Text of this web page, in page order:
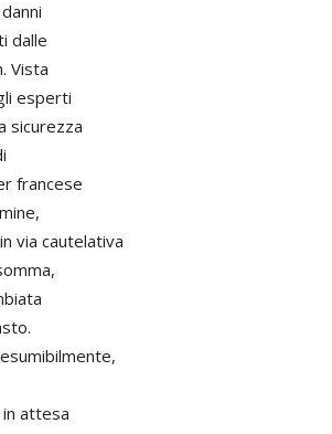
dalle
Vista
esperti
sicurezza
francese
via cautelativa
attesa